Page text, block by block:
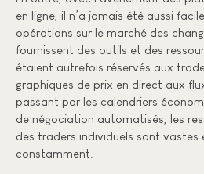
en ligne, il n’a jamais été aussi
opérations sur le marché des
fournissent des outils et des
étaient autrefois réservés aux
graphiques de prix en direct aux
passant par les calendriers
de négociation automatisés, les
des traders individuels sont vastes
constamment.